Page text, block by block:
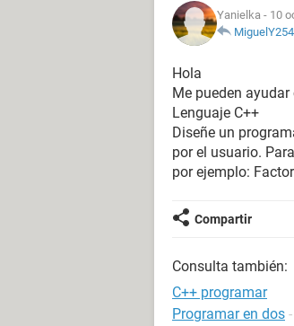
Yanielka - 10
Hola
Me pueden
Lenguaje C++
Diseñe un
por el usuario.
por ejemplo:
Compartir
Consulta también:
C++ programar
Programar en dos